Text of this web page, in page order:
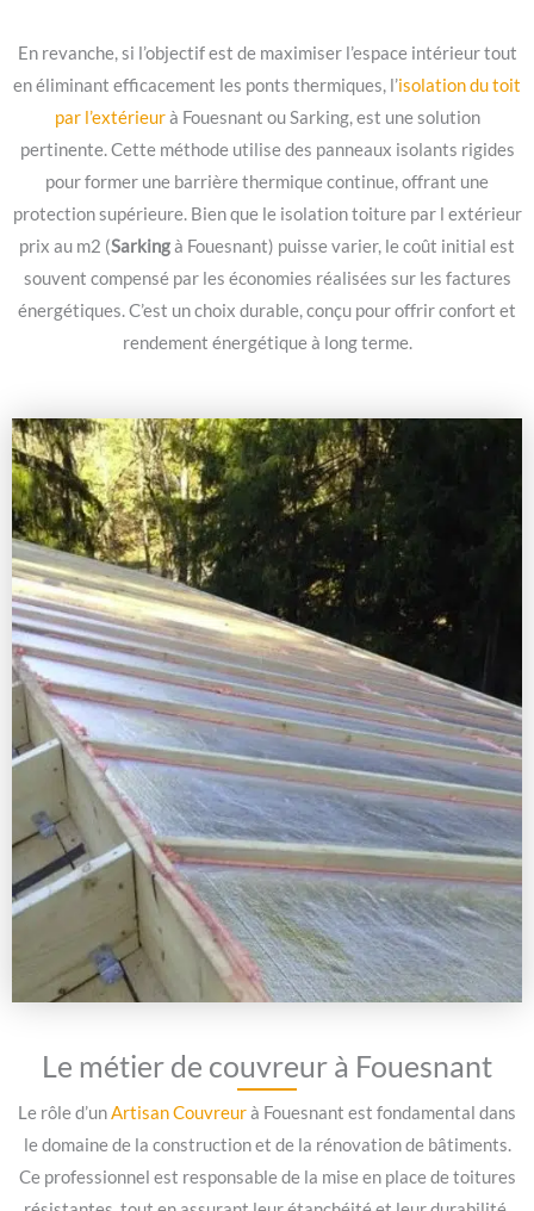
En revanche, si l’objectif est de maximiser l’espace intérieur tout
en éliminant efficacement les ponts thermiques, l’isolation du toit
par l’extérieurà Fouesnant ou Sarking, est une solution
pertinente. Cette méthode utilise des panneaux isolants rigides
pour former une barrière thermique continue, offrant une
protection supérieure. Bien que le isolation toiture par l extérieur
prix au m2 (Sarkingà Fouesnant) puisse varier, le coût initial est
souvent compensé par les économies réalisées sur les factures
énergétiques. C’est un choix durable, conçu pour offrir confort et
rendement énergétique à long terme.
Le métier de couvreur à Fouesnant
Le rôle d’unArtisan Couvreurà Fouesnant est fondamental dans
le domaine de la construction et de la rénovation de bâtiments.
Ce professionnel est responsable de la mise en place de toitures